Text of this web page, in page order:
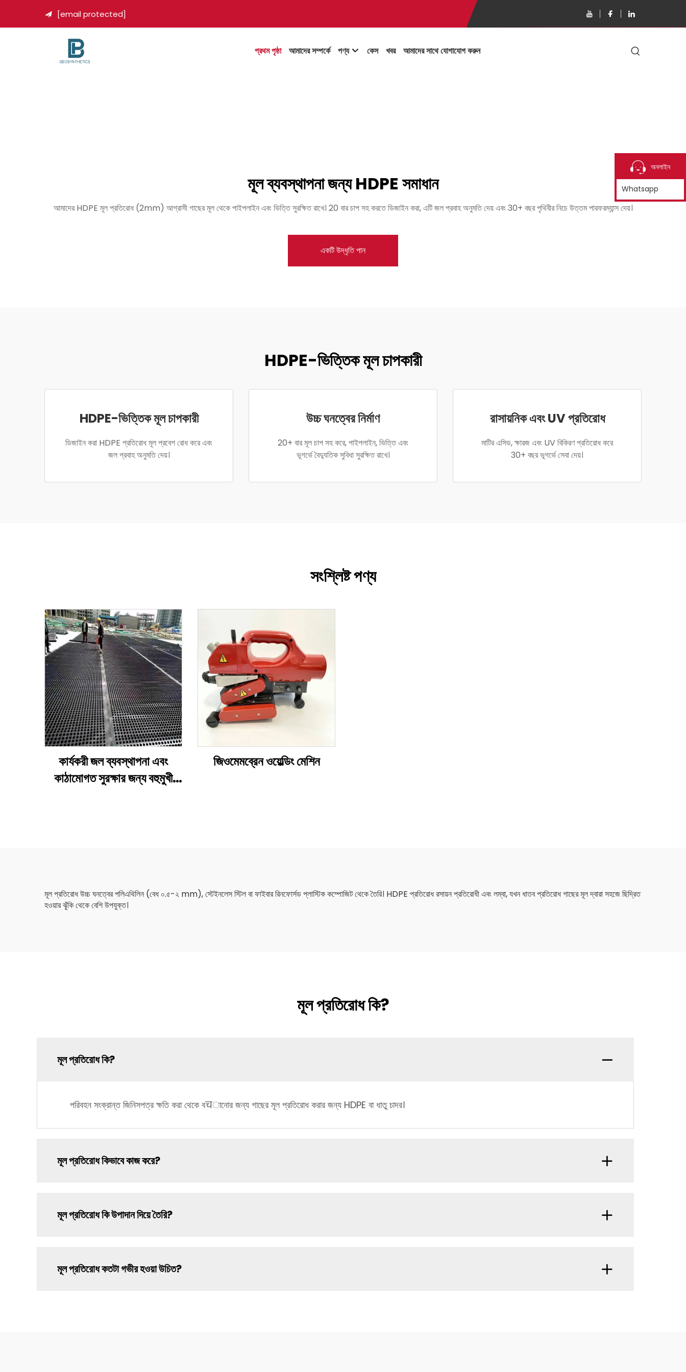
 [email protected]
প্রথম পৃষ্ঠা আমাদের সম্পর্কে পণ্য  কেস খবর আমাদের সাথে যোগাযোগ করুন
মূল ব্যবস্থাপনা জন্য HDPE সমাধান
আমাদের HDPE মূল প্রতিরোধ (2mm) আগ্রাসী গাছের মূল থেকে পাইপলাইন এবং ভিত্তি সুরক্ষিত রাখে। 20 বার চাপ সহ করতে ডিজাইন করা, এটি জল প্রবাহ অনুমতি দেয় এবং 30+ বছর পৃথিবীর নিচে উত্তম পারফরম্যান্স দেয়।
একটি উদ্ধৃতি পান
HDPE-ভিত্তিক মূল চাপকারী
HDPE-ভিত্তিক মূল চাপকারী
ডিজাইন করা HDPE প্রতিরোধ মূল প্রবেশ রোধ করে এবং
জল প্রবাহ অনুমতি দেয়।
উচ্চ ঘনত্বের নির্মাণ
20+ বার মূল চাপ সহ করে, পাইপলাইন, ভিত্তি এবং
ভূগর্ভে বৈদ্যুতিক সুবিধা সুরক্ষিত রাখে।
রাসায়নিক এবং UV প্রতিরোধ
মাটির এসিড, ক্ষারজ এবং UV বিকিরণ প্রতিরোধ করে
30+ বছর ভূগর্ভে সেবা দেয়।
সংশ্লিষ্ট পণ্য
কার্যকরী জল ব্যবস্থাপনা এবং
কাঠামোগত সুরক্ষার জন্য বহুমুখী
জিওমেমব্রেন ওয়েল্ডিং মেশিন
মূল প্রতিরোধ উচ্চ ঘনত্বের পলিএথিলিন (বেধ ০.৫-২ mm), স্টেইনলেস স্টিল বা ফাইবার রিনফোর্সড প্লাস্টিক কম্পোজিট থেকে তৈরি। HDPE প্রতিরোধ রসায়ন প্রতিরোধী এবং লম্বা, যখন ধাতব প্রতিরোধ গাছের মূল দ্বারা সহজে ছিদ্রিত
হওয়ার ঝুঁকি থেকে বেশি উপযুক্ত।
মূল প্রতিরোধ কি?
মূল প্রতিরোধ কি?
পরিবহন সংক্রান্ত জিনিসপত্র ক্ষতি করা থেকে বचানোর জন্য গাছের মূল প্রতিরোধ করার জন্য HDPE বা ধাতু চাদর।
মূল প্রতিরোধ কিভাবে কাজ করে?
মূল প্রতিরোধ কি উপাদান দিয়ে তৈরি?
মূল প্রতিরোধ কতটা গভীর হওয়া উচিত?
অনলাইন
Whatsapp